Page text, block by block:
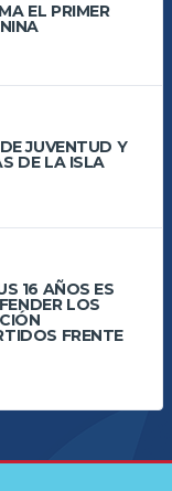
EL PRIMER
JUVENTUD Y
DE LA ISLA
16 AÑOS ES
LOS
FRENTE